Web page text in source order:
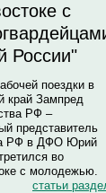
с
России"
поездки в
край Зампред
РФ –
представитель
РФ в ДФО Юрий
во
с молодежью.
статьи